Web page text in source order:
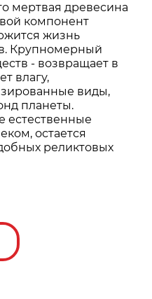
мертвая древесина
компонент
жизнь
Крупномерный
- возвращает в
влагу,
виды,
планеты.
естественные
остается
реликтовых